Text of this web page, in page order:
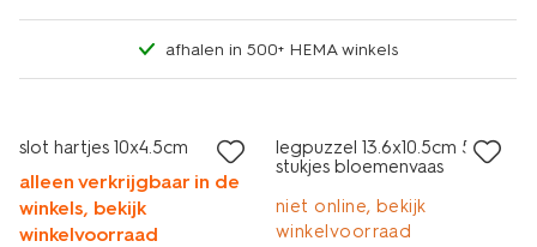
afhalen in 500+ HEMA winkels
slot hartjes 10x4.5cm
alleen verkrijgbaar in de
winkels, bekijk
winkelvoorraad
legpuzzel 13.6x10.5cm 500
stukjes bloemenvaas
niet online, bekijk
winkelvoorraad